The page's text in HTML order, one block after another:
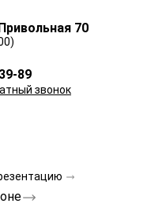
70
89
звонок